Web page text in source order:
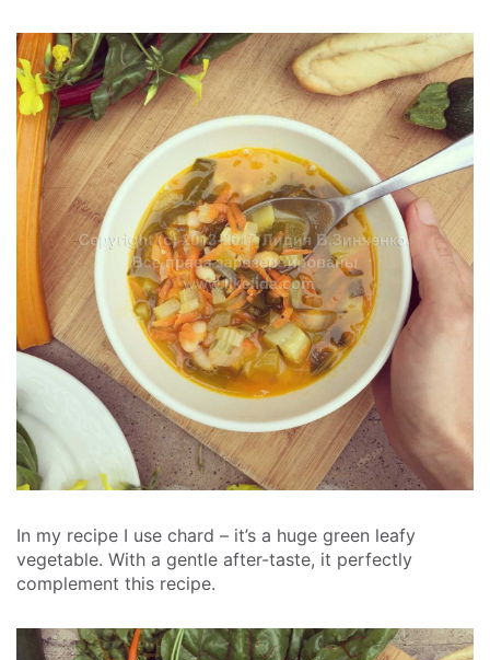
In my recipe I use chard – it’s a huge green leafy
vegetable. With a gentle after-taste, it perfectly
complement this recipe.